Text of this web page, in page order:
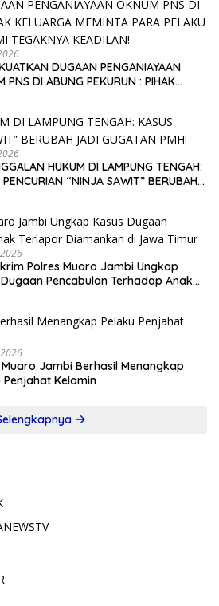
DUGAAN PENGANIAYAAN
PNS DI ABUNG PEKURUN : PIHAK
HUKUM DI LAMPUNG TENGAH:
PENCURIAN “NINJA SAWIT” BERUBAH
Polres Muaro Jambi Ungkap
Pencabulan Terhadap Anak
Jambi Berhasil Menangkap
Penjahat Kelamin